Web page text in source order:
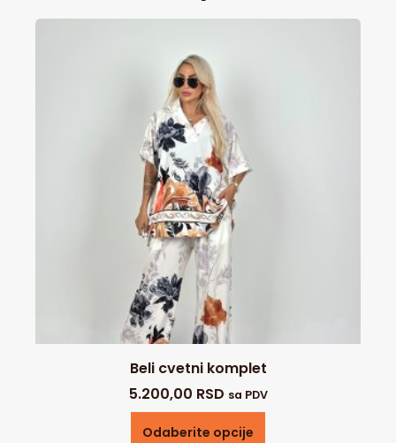
Beli cvetni komplet
5.200,00 RSD sa PDV
Odaberite opcije